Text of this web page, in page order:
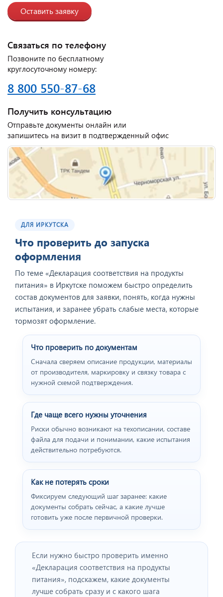
Оставить заявку
Связаться по телефону
Позвоните по бесплатному
круглосуточному номеру:
8 800 550-87-68
Получить консультацию
Отправьте документы онлайн или
запишитесь на визит в подтвержденный офис
ДЛЯ ИРКУТСКА
Что проверить до запуска
оформления
По теме «Декларация соответствия на продукты
питания» в Иркутске поможем быстро определить
состав документов для заявки, понять, когда нужны
испытания, и заранее убрать слабые места, которые
тормозят оформление.
Что проверить по документам
Сначала сверяем описание продукции, материалы
от производителя, маркировку и связку товара с
нужной схемой подтверждения.
Где чаще всего нужны уточнения
Риски обычно возникают на техописании, составе
файла для подачи и понимании, какие испытания
действительно потребуются.
Как не потерять сроки
Фиксируем следующий шаг заранее: какие
документы собрать сейчас, а какие лучше
готовить уже после первичной проверки.
Если нужно быстро проверить именно
«Декларация соответствия на продукты
питания», подскажем, какие документы
лучше собрать сразу и с какого шага